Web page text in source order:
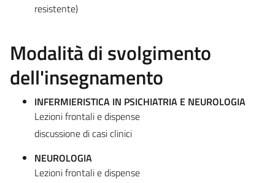
resistente)
Modalità di svolgimento
dell'insegnamento
INFERMIERISTICA IN PSICHIATRIA E NEUROLOGIA
Lezioni frontali e dispense
discussione di casi clinici
NEUROLOGIA
Lezioni frontali e dispense